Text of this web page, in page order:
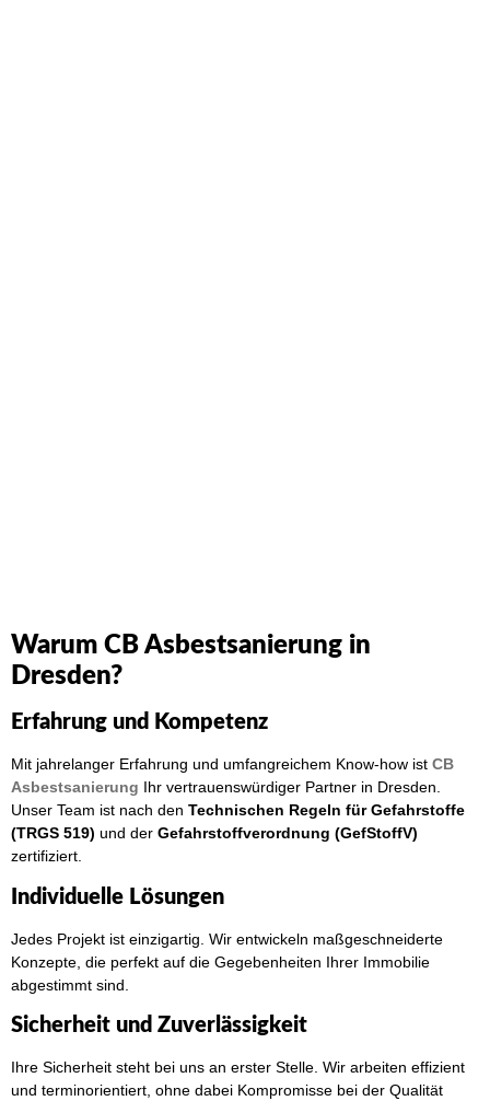
Warum CB Asbestsanierung in
Dresden?
Erfahrung und Kompetenz
Mit jahrelanger Erfahrung und umfangreichem Know-how ist CB
Asbestsanierung Ihr vertrauenswürdiger Partner in Dresden.
Unser Team ist nach den Technischen Regeln für Gefahrstoffe
(TRGS 519) und der Gefahrstoffverordnung (GefStoffV)
zertifiziert.
Individuelle Lösungen
Jedes Projekt ist einzigartig. Wir entwickeln maßgeschneiderte
Konzepte, die perfekt auf die Gegebenheiten Ihrer Immobilie
abgestimmt sind.
Sicherheit und Zuverlässigkeit
Ihre Sicherheit steht bei uns an erster Stelle. Wir arbeiten effizient
und terminorientiert, ohne dabei Kompromisse bei der Qualität